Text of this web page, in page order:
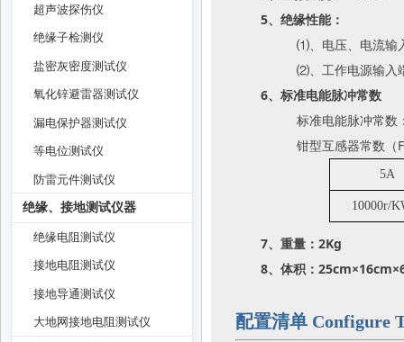
5、绝缘性能：
⑴、电压、电流输
⑵、工作电源输入
6、标准电能脉冲常数
标准电能脉冲常数
钳型互感器常数（
5A
10000r/
7、重量：2Kg
8、体积：
配置清单 Configure
超声波探伤仪
绝缘子检测仪
盐密灰密度测试仪
氧化锌避雷器测试仪
漏电保护器测试仪
等电位测试仪
防雷元件测试仪
绝缘、接地测试仪器
绝缘电阻测试仪
接地电阻测试仪
接地导通测试仪
大地网接地电阻测试仪